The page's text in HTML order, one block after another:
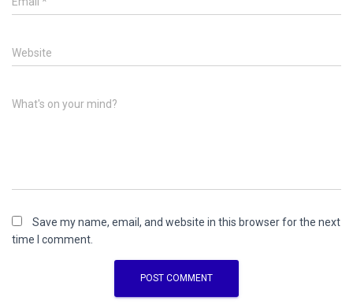
Website
What's on your mind?
Save my name, email, and website in this browser for the next
time I comment.